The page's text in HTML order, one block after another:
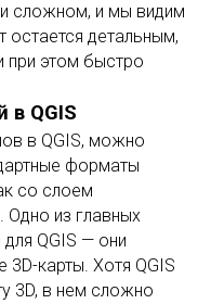
сложном, и мы видим
остается детальным,
при этом быстро
в QGIS
в QGIS, можно
форматы
со слоем
Одно из главных
QGIS — они
карты. Хотя QGIS
3D, в нем сложно